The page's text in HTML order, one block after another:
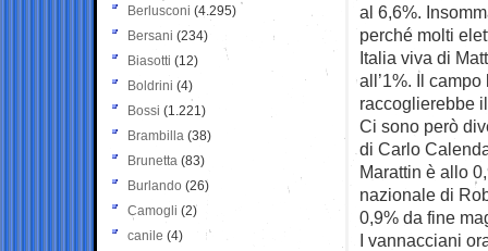
al 6,6%.
perché molti
Italia viva di
all’1%. Il
raccoglierebbe
Ci sono però
di Carlo
Marattin è allo
nazionale di
0,9% da fine
I vannacciani
Berlusconi (4.295)
Bersani (234)
Biasotti (12)
Boldrini (4)
Bossi (1.221)
Brambilla (38)
Brunetta (83)
Burlando (26)
Camogli (2)
canile (4)